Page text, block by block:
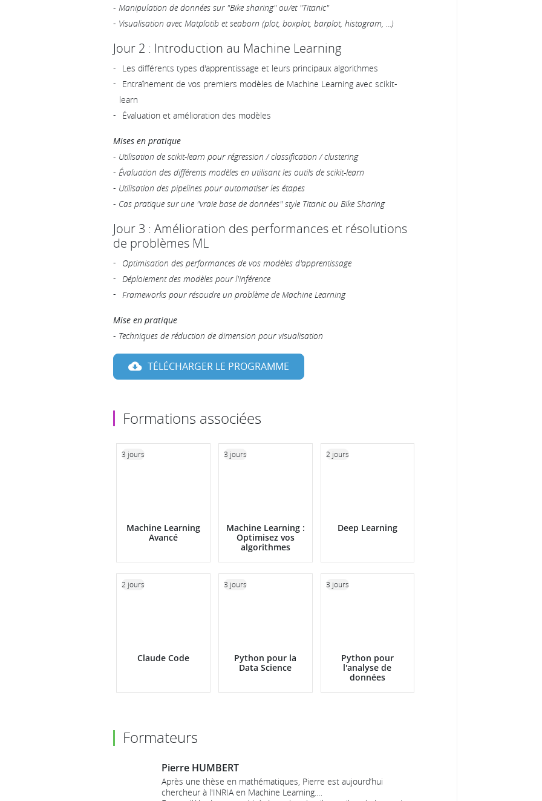
- Manipulation de données sur "Bike sharing" ou/et "Titanic"
- Visualisation avec Matplotib et seaborn (plot, boxplot, barplot, histogram, ...)
Jour 2 : Introduction au Machine Learning
Les différents types d'apprentissage et leurs principaux algorithmes
Entraînement de vos premiers modèles de Machine Learning avec scikit-
learn
Évaluation et amélioration des modèles
Mises en pratique
- Utilisation de scikit-learn pour régression / classification / clustering
- Évaluation des différents modèles en utilisant les outils de scikit-learn
- Utilisation des pipelines pour automatiser les étapes
- Cas pratique sur une "vraie base de données" style Titanic ou Bike Sharing
Jour 3 : Amélioration des performances et résolutions
de problèmes ML
Optimisation des performances de vos modèles d'apprentissage
Déploiement des modèles pour l'inférence
Frameworks pour résoudre un problème de Machine Learning
Mise en pratique
- Techniques de réduction de dimension pour visualisation
TÉLÉCHARGER LE PROGRAMME
Formations associées
Machine Learning
Avancé
3 jours
Machine Learning :
Optimisez vos
algorithmes
3 jours
Deep Learning
2 jours
Claude Code
2 jours
Python pour la
Data Science
3 jours
Python pour
l'analyse de
données
3 jours
Formateurs
Pierre HUMBERT
Après une thèse en mathématiques, Pierre est aujourd’hui
chercheur à l'INRIA en Machine Learning.